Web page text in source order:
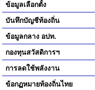
ข้อมูลเลือกตั้ง
บันทึกบัญชีท้องถิ่น
ข้อมูลกลาง อปท.
กองทุนสวัสดิการฯ
การลดใช้พลังงาน
ข้อกฏหมายท้องถิ่นไทย